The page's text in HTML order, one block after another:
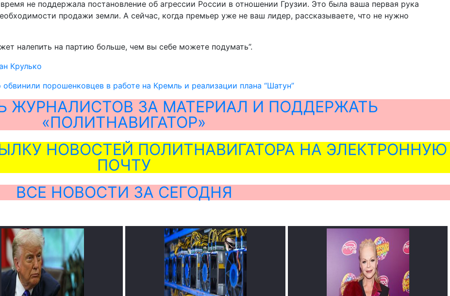
не поддержала постановление об агрессии России в отношении Грузии. Это была ваша первая рука
продажи земли. А сейчас, когда премьер уже не ваш лидер, рассказываете, что не нужно
налепить на партию больше, чем вы себе можете подумать”.
Крулько
порошенковцев в работе на Кремль и реализации плана “Шатун”
ЖУРНАЛИСТОВ ЗА МАТЕРИАЛ И ПОДДЕРЖАТЬ
«ПОЛИТНАВИГАТОР»
НОВОСТЕЙ ПОЛИТНАВИГАТОРА НА ЭЛЕКТРОННУЮ
ПОЧТУ
ВСЕ НОВОСТИ ЗА СЕГОДНЯ